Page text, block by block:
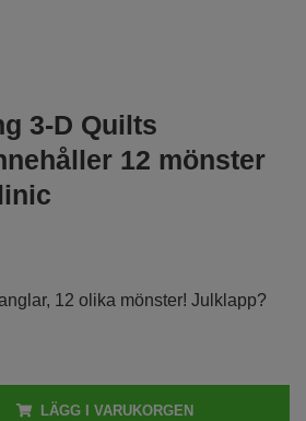
3-D Quilts
12 mönster
12 olika mönster! Julklapp?
LÄGG I VARUKORGEN